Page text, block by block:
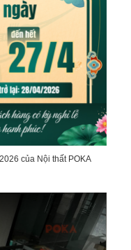
của Nội thất POKA